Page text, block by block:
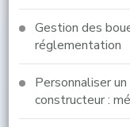
Gestion des
réglementation
Personnaliser
constructeur :